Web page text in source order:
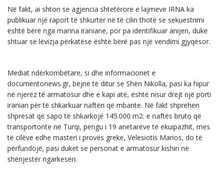
Në fakt, ai shton se agjencia shtetërore e lajmeve IRNA ka
publikuar një raport të shkurtër në të cilin thotë se sekuestrimi
është bërë nga marina iraniane, por pa identifikuar anijen, duke
shtuar se lëvizja përkatëse është bërë pas një vendimi gjyqësor.
Mediat ndërkombëtare, si dhe informacionet e
documentonews.gr, bëjnë të ditur se Shën Nikolla, pasi ka hipur
në njerëz të armatosur dhe e kapi atë, është nisur drejt një porti
iranian për të shkarkuar naftën që mbante. Në fakt shprehen
shpresat që sapo të shkarkojë 145.000 m2. e naftës bruto që
transportonte në Turqi, pengu i 19 anëtarëve të ekuipazhit, mes
të cilëve edhe masteri i provës greke, Velesiotis Marios, do të
përfundojë, pasi duket se personat e armatosur kishin në
shënjestër ngarkesën.